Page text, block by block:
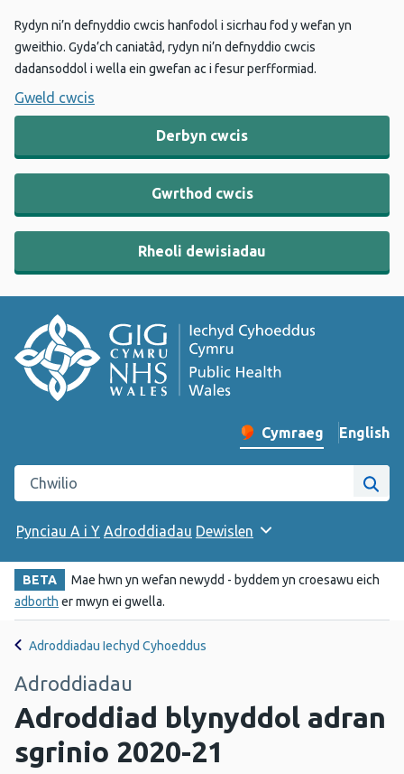
Rydyn ni’n defnyddio cwcis hanfodol i sicrhau fod y wefan yn
gweithio. Gyda’ch caniatâd, rydyn ni’n defnyddio cwcis
dadansoddol i wella ein gwefan ac i fesur perfformiad.
Gweld cwcis
Derbyn cwcis
Gwrthod cwcis
Rheoli dewisiadau
Newid iaith y wefan
Cymraeg English
–
Chwilio gwefan Iechyd Cyhoeddus Cymru
Pynciau A i Y Adroddiadau Dewislen
BETA
Mae hwn yn wefan newydd - byddem yn croesawu eich
adborth er mwyn ei gwella.
Adroddiadau Iechyd Cyhoeddus
Adroddiadau
Adroddiad blynyddol adran
sgrinio 2020-21